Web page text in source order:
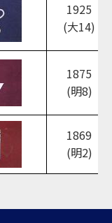
1925
(大14)
1875
(明8)
1869
(明2)